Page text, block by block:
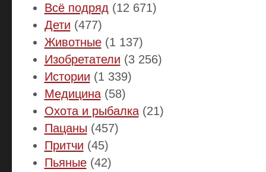
Всё подряд (12 671)
Дети (477)
Животные(1 137)
Изобретатели (3 256)
Истории (1 339)
Медицина(58)
Охота и рыбалка(21)
Пацаны (457)
Притчи (45)
Пьяные(42)